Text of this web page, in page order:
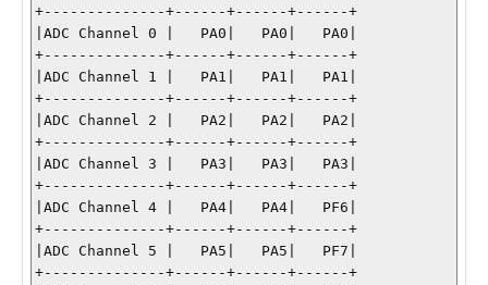
+--------------+------+------+------+
|ADC Channel 0 |   PA0|   PA0|   PA0|
+--------------+------+------+------+
|ADC Channel 1 |   PA1|   PA1|   PA1|
+--------------+------+------+------+
|ADC Channel 2 |   PA2|   PA2|   PA2|
+--------------+------+------+------+
|ADC Channel 3 |   PA3|   PA3|   PA3|
+--------------+------+------+------+
|ADC Channel 4 |   PA4|   PA4|   PF6|
+--------------+------+------+------+
|ADC Channel 5 |   PA5|   PA5|   PF7|
+--------------+------+------+------+